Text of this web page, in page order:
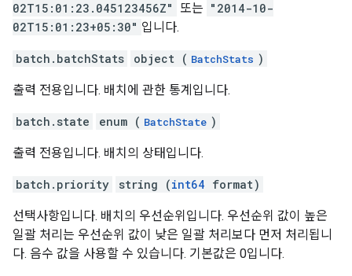
02T15:01:23.045123456Z"
또는 "2014-10-
02T15:01:23+05:30" 입니다.
batch.batchStats object ( BatchStats )
출력 전용입니다. 배치에 관한 통계입니다.
batch.state enum ( BatchState )
출력 전용입니다. 배치의 상태입니다.
batch.priority string (int64 format)
선택사항입니다. 배치의 우선순위입니다. 우선순위 값이 높은
일괄 처리는 우선순위 값이 낮은 일괄 처리보다 먼저 처리됩니
다. 음수 값을 사용할 수 있습니다. 기본값은 0입니다.